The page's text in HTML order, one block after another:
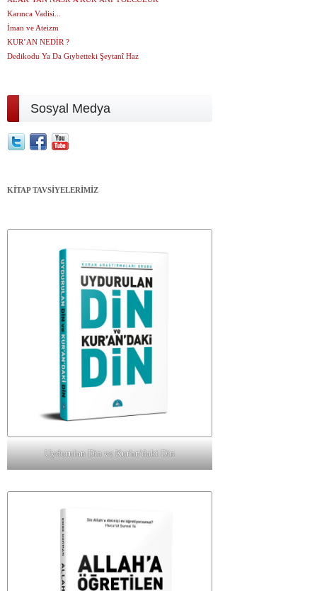
Karınca Vadisi...
İman ve Ateizm
KUR’AN NEDİR ?
Dedikodu Ya Da Gıybetteki Şeytanî Haz
Sosyal Medya
KİTAP TAVSİYELERİMİZ
Uydurulan Din ve Kur'an'daki Din